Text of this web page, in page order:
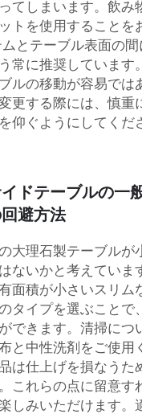
てしまいます。飲み
トを使用することを
とテーブル表面の
常に推奨しています
ルの移動が容易では
更する際には、慎重
仰ぐようにしてくだ
ドテーブルの一
避方法
大理石製テーブルが
ないかと考えていま
面積が小さいスリム
タイプを選ぶことで
できます。清掃につ
と中性洗剤をご使用
は仕上げを損なうた
これらの点に留意す
しみいただけます。